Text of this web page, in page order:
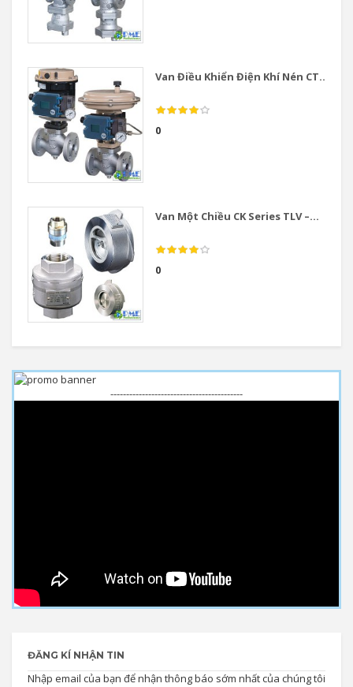
Van Điều Khiển Điện Khí Nén CT...
0
Van Một Chiều CK Series TLV –...
0
------------------------------------------
ĐĂNG KÍ NHẬN TIN
Nhập email của bạn để nhận thông báo sớm nhất của chúng tôi